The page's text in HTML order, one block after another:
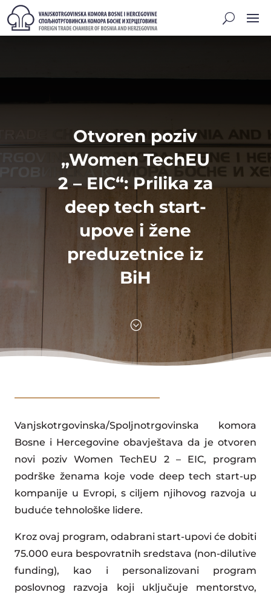
Otvoren poziv
„Women TechEU
2 – EIC“: Prilika za
deep tech start-
upove i žene
preduzetnice iz
BiH
;
Vanjskotrgovinska/Spoljnotrgovinska komora
Bosne i Hercegovine obavještava da je otvoren
novi poziv Women TechEU 2 – EIC, program
podrške ženama koje vode deep tech start-up
kompanije u Evropi, s ciljem njihovog razvoja u
buduće tehnološke lidere.
Kroz ovaj program, odabrani start-upovi će dobiti
75.000 eura bespovratnih sredstava (non-dilutive
funding), kao i personalizovani program
poslovnog razvoja koji uključuje mentorstvo,